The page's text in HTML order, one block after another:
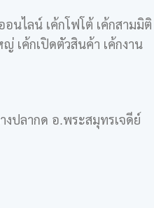
อนไลน์ เค้กโฟโต้ เค้กสามมิติ
เค้กเปิดตัวสินค้า เค้กงาน
ปลากด อ.พระสมุทรเจดีย์